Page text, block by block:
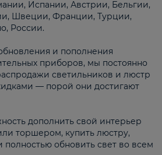
Испании, Австрии, Бельгии,
Швеции, Франции, Турции,
России.
и пополнения
приборов, мы постоянно
светильников и люстр
— порой они достигают
дополнить свой интерьер
торшером, купить люстру,
полностью обновить свет во всем